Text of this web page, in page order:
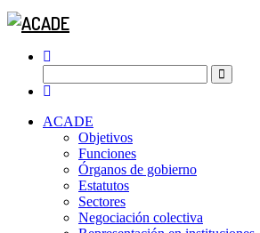
ACADE
Objetivos
Funciones
Órganos de gobierno
Estatutos
Sectores
Negociación colectiva